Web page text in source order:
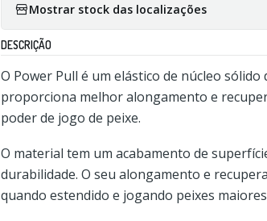
Mostrar stock das localizações
DESCRIÇÃO
O Power Pull é um elástico de núcleo
proporciona melhor alongamento e
poder de jogo de peixe.
O material tem um acabamento de
durabilidade. O seu alongamento e
quando estendido e jogando peixes